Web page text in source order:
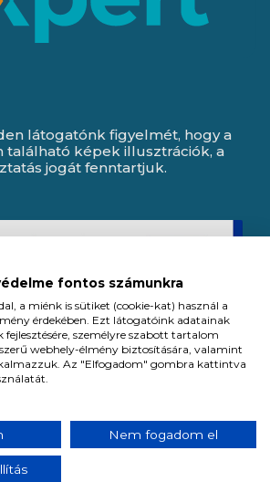
látogatónk figyelmét, hogy a
található képek illusztrációk, a
jogát fenntartjuk.
fenntartva. All rights reserved.
Tervezte és készítette:
fontos számunkra
a miénk is sütiket (cookie-kat) használ a
érdekében. Ezt látogatóink adatainak
fejlesztésére, személyre szabott tartalom
webhely-élmény biztosítására, valamint
Az "Elfogadom" gombra kattintva
Nem fogadom el